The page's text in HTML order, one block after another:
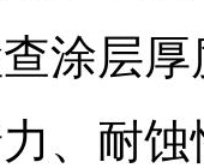
涂层厚
、耐